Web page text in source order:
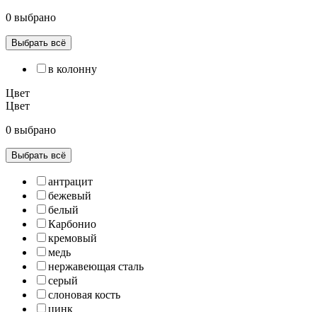
0 выбрано
Выбрать всё
в колонну
Цвет
Цвет
0 выбрано
Выбрать всё
антрацит
бежевый
белый
Карбонио
кремовый
медь
нержавеющая сталь
серый
слоновая кость
цинк